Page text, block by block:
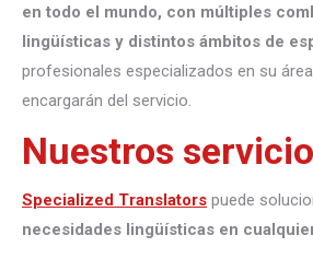
en todo el mundo, con múltiples
lingüísticas y distintos ámbitos de
profesionales especializados en su
encargarán del servicio.
Nuestros
Specialized Translators puede
necesidades lingüísticas en